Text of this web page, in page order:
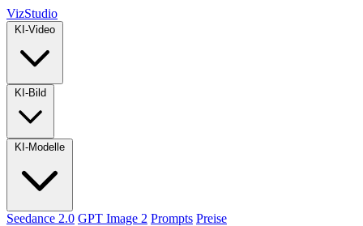
VizStudio
Seedance 2.0 GPT Image 2 Prompts Preise